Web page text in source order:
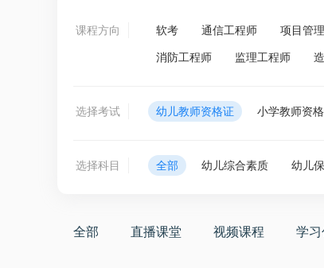
课程方向 软考 通信工程师 项目管理
消防工程师 监理工程师
选择考试 幼儿教师资格证 小学教师资
选择科目 全部 幼儿综合素质 幼儿
全部 直播课堂 视频课程 学习